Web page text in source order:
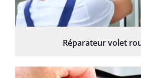
Réparateur volet